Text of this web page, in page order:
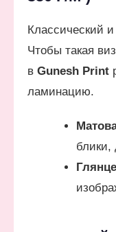
Классический
Чтобы такая
в Gunesh Print
ламинацию.
блики,